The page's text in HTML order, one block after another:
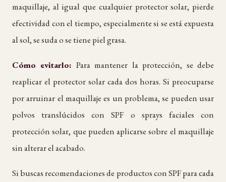
maquillaje, al igual que cualquier protector solar, pierde
efectividad con el tiempo, especialmente si se está expuesta
al sol, se suda o se tiene piel grasa.
Cómo evitarlo: Para mantener la protección, se debe
reaplicar el protector solar cada dos horas. Si preocuparse
por arruinar el maquillaje es un problema, se pueden usar
polvos translúcidos con SPF o sprays faciales con
protección solar, que pueden aplicarse sobre el maquillaje
sin alterar el acabado.
Si buscas recomendaciones de productos con SPF para cada